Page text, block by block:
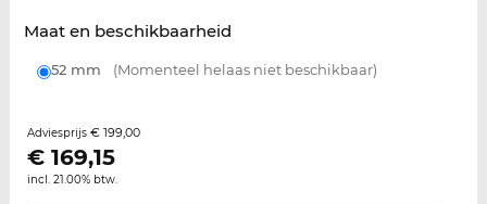
Maat en beschikbaarheid
52 mm (Momenteel helaas niet beschikbaar)
Adviesprijs € 199,00
€ 169,15
incl. 21.00% btw.